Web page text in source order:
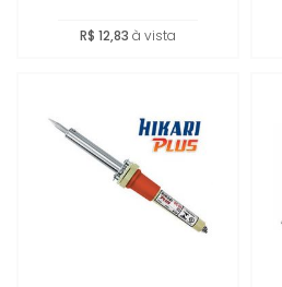
R$ 12,83 à vista